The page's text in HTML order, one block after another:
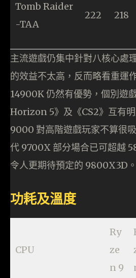
Tomb Raider
-TAA
222 218
主流遊戲仍集中針對八核心處
的效益不太高，反而略看重運
14900K 仍然有優勢，個別遊
Horizon 5》及《CS2》互有
9000 對高階遊戲玩家不算很
代 9700X 部分場合已可超越
令人更期待預定的 9800X3D。
功耗及溫度
CPU
Ry
ze
n 9